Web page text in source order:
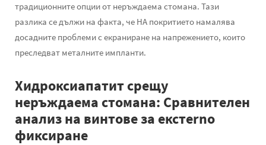
традиционните опции от неръждаема стомана. Тази
разлика се дължи на факта, че HA покритието намалява
досадните проблеми с екраниране на напрежението, които
преследват металните импланти.
Хидроксиапатит срещу
неръждаема стомана: Сравнителен
анализ на винтове за екстerno
фиксиране